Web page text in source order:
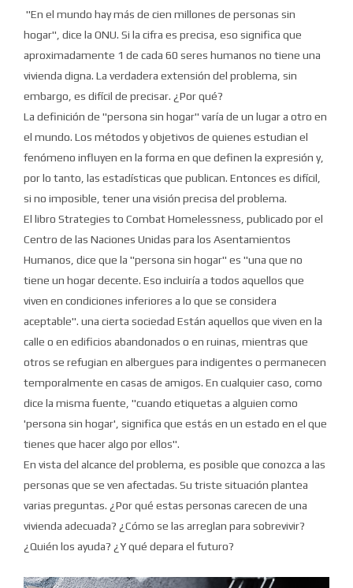
"En el mundo hay más de cien millones de personas sin
hogar", dice la ONU. Si la cifra es precisa, eso significa que
aproximadamente 1 de cada 60 seres humanos no tiene una
vivienda digna. La verdadera extensión del problema, sin
embargo, es difícil de precisar. ¿Por qué?
La definición de "persona sin hogar" varía de un lugar a otro en
el mundo. Los métodos y objetivos de quienes estudian el
fenómeno influyen en la forma en que definen la expresión y,
por lo tanto, las estadísticas que publican. Entonces es difícil,
si no imposible, tener una visión precisa del problema.
El libro Strategies to Combat Homelessness, publicado por el
Centro de las Naciones Unidas para los Asentamientos
Humanos, dice que la "persona sin hogar" es "una que no
tiene un hogar decente. Eso incluiría a todos aquellos que
viven en condiciones inferiores a lo que se considera
aceptable". una cierta sociedad Están aquellos que viven en la
calle o en edificios abandonados o en ruinas, mientras que
otros se refugian en albergues para indigentes o permanecen
temporalmente en casas de amigos. En cualquier caso, como
dice la misma fuente, "cuando etiquetas a alguien como
'persona sin hogar', significa que estás en un estado en el que
tienes que hacer algo por ellos".
En vista del alcance del problema, es posible que conozca a las
personas que se ven afectadas. Su triste situación plantea
varias preguntas. ¿Por qué estas personas carecen de una
vivienda adecuada? ¿Cómo se las arreglan para sobrevivir?
¿Quién los ayuda? ¿Y qué depara el futuro?